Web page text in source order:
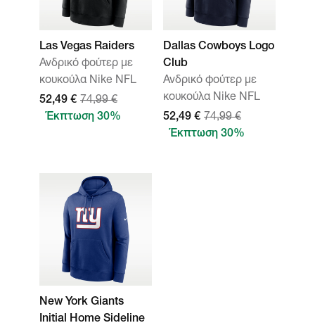
Las Vegas Raiders
Ανδρικό φούτερ με
κουκούλα Nike NFL
52,49 € 74,99 €
Έκπτωση 30%
Dallas Cowboys Logo
Club
Ανδρικό φούτερ με
κουκούλα Nike NFL
52,49 € 74,99 €
Έκπτωση 30%
New York Giants
Initial Home Sideline